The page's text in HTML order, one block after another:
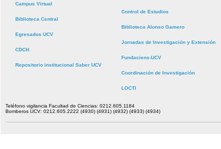
Campus Virtual
Biblioteca Central
Egresados UCV
CDCH
Repositorio institucional Saber UCV
Control de Estudios
Biblioteca Alonso Gamero
Jornadas de Investigación y Extensión
Fundaciens-UCV
Coordinación de Investigación
LOCTI
Teléfono vigilancia Facultad de Ciencias: 0212.605.1184
Bomberos UCV: 0212.605.2222 (4930) (4931) (4932) (4933) (4934)